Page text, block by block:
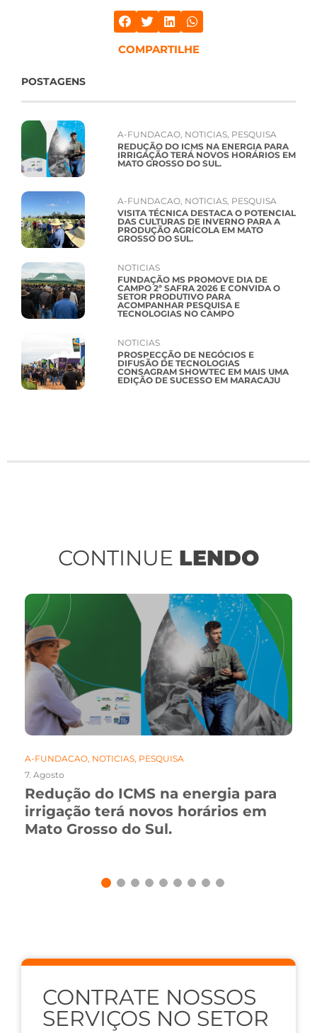
COMPARTILHE
POSTAGENS
A-FUNDACAO, NOTICIAS, PESQUISA
REDUÇÃO DO ICMS NA ENERGIA PARA
IRRIGAÇÃO TERÁ NOVOS HORÁRIOS EM
MATO GROSSO DO SUL.
A-FUNDACAO, NOTICIAS, PESQUISA
VISITA TÉCNICA DESTACA O POTENCIAL
DAS CULTURAS DE INVERNO PARA A
PRODUÇÃO AGRÍCOLA EM MATO
GROSSO DO SUL.
NOTICIAS
FUNDAÇÃO MS PROMOVE DIA DE
CAMPO 2ª SAFRA 2026 E CONVIDA O
SETOR PRODUTIVO PARA
ACOMPANHAR PESQUISA E
TECNOLOGIAS NO CAMPO
NOTICIAS
PROSPECÇÃO DE NEGÓCIOS E
DIFUSÃO DE TECNOLOGIAS
CONSAGRAM SHOWTEC EM MAIS UMA
EDIÇÃO DE SUCESSO EM MARACAJU
CONTINUE LENDO
A-FUNDACAO, NOTICIAS, PESQUISA
7. Agosto
Redução do ICMS na energia para
irrigação terá novos horários em
Mato Grosso do Sul.
CONTRATE NOSSOS
SERVIÇOS NO SETOR